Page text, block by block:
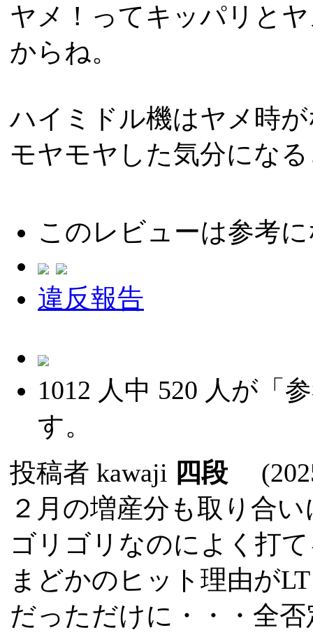
ヤメ！ってキッパリと
からね。
ハイミドル機はヤメ時
モヤモヤした気分にな
このレビューは参考
違反報告
1012 人中 520 人が「
す。
投稿者 kawaji 四段
２月の増産分も取り合
ゴリゴリなのによく打
まどかのヒット理由が
だっただけに・・・全